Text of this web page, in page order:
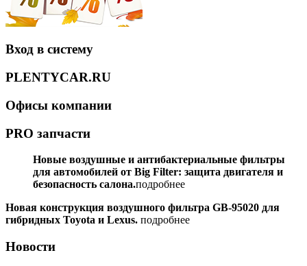
Вход в систему
PLENTYCAR.RU
Офисы компании
PRO запчасти
Новые воздушные и антибактериальные фильтры
для автомобилей от Big Filter: защита двигателя и
безопасность салона.подробнее
Новая конструкция воздушного фильтра GB-95020 для
гибридных Toyota и Lexus. подробнее
Новости